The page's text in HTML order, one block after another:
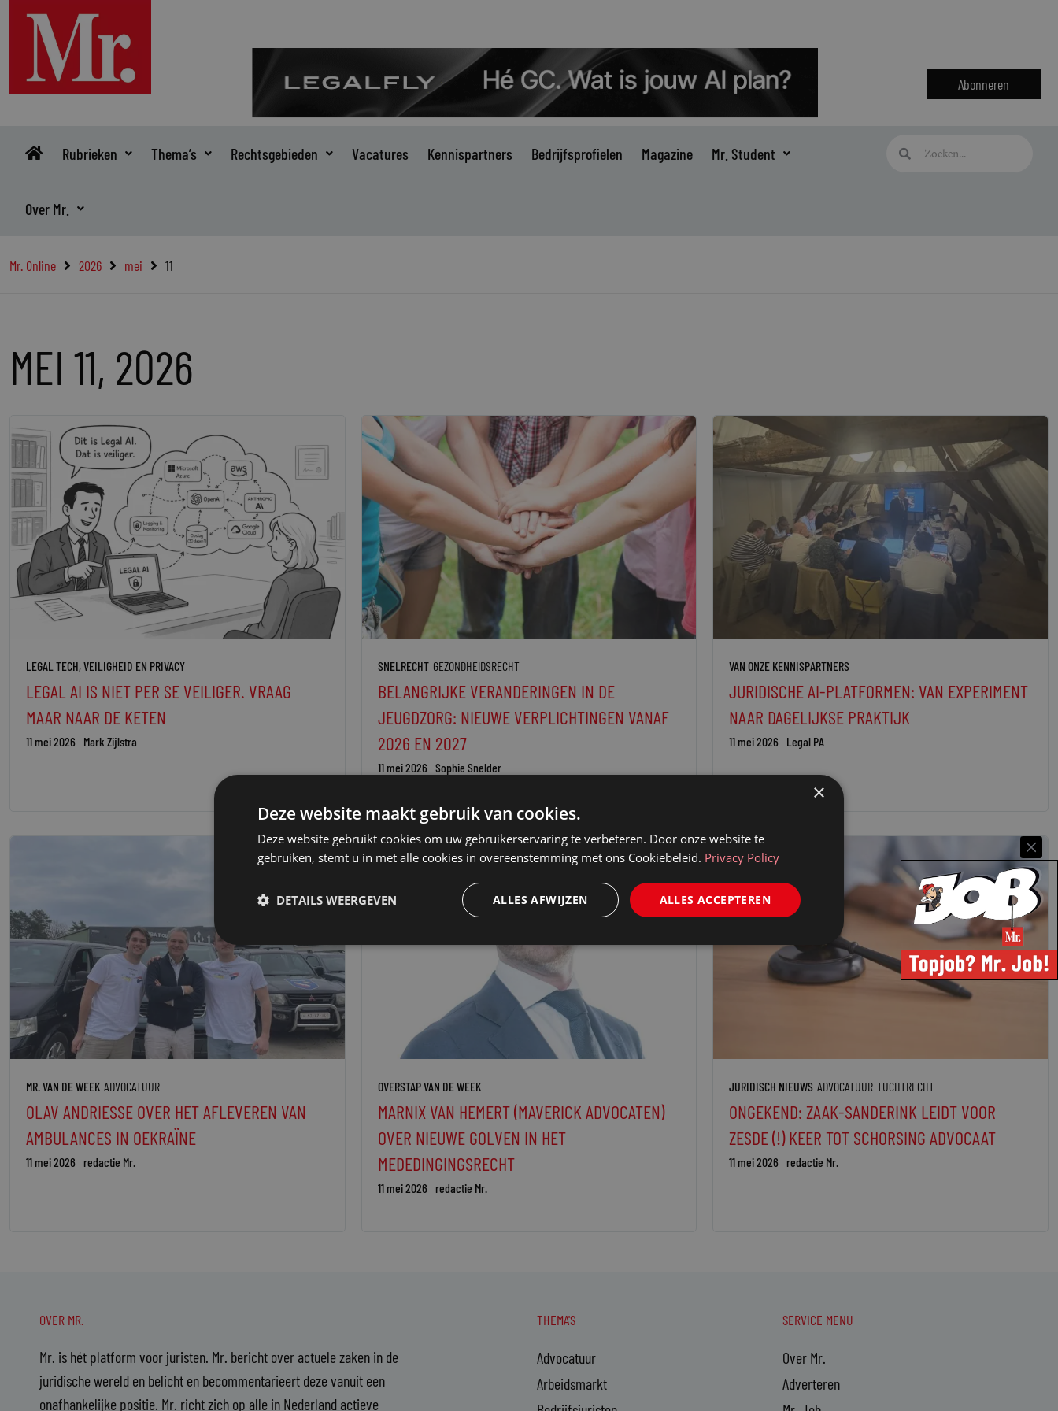
inhoud
Abonneren
Rubrieken Thema’s Rechtsgebieden Vacatures Kennispartners Bedrijfsprofielen Magazine Mr. Student
Over Mr.
Zoeken
Mr. Online 2026 mei 11
MEI 11, 2026
LEGAL TECH,VEILIGHEID EN PRIVACY
LEGAL AI IS NIET PER SE VEILIGER. VRAAG
MAAR NAAR DE KETEN
11 mei 2026 Mark Zijlstra
SNELRECHT GEZONDHEIDSRECHT
BELANGRIJKE VERANDERINGEN IN DE
JEUGDZORG: NIEUWE VERPLICHTINGEN VANAF
2026 EN 2027
11 mei 2026 Sophie Snelder
VAN ONZE KENNISPARTNERS
JURIDISCHE AI-PLATFORMEN: VAN EXPERIMENT
NAAR DAGELIJKSE PRAKTIJK
11 mei 2026 Legal PA
MR. VAN DE WEEK ADVOCATUUR
OLAV ANDRIESSE OVER HET AFLEVEREN VAN
AMBULANCES IN OEKRAÏNE
11 mei 2026 redactie Mr.
OVERSTAP VAN DE WEEK
MARNIX VAN HEMERT (MAVERICK ADVOCATEN)
OVER NIEUWE GOLVEN IN HET
MEDEDINGINGSRECHT
11 mei 2026 redactie Mr.
JURIDISCH NIEUWS ADVOCATUUR TUCHTRECHT
ONGEKEND: ZAAK-SANDERINK LEIDT VOOR
ZESDE (!) KEER TOT SCHORSING ADVOCAAT
11 mei 2026 redactie Mr.
OVER MR.
Mr. is hét platform voor juristen. Mr. bericht over actuele zaken in de
juridische wereld en belicht en becommentarieert deze vanuit een
onafhankelijke positie. Mr. richt zich op alle in Nederland actieve
THEMA'S
Advocatuur
Arbeidsmarkt
SERVICE MENU
Over Mr.
Adverteren
×
Deze website maakt gebruik van cookies.
Deze website gebruikt cookies om uw gebruikerservaring te verbeteren. Door onze website te
gebruiken, stemt u in met alle cookies in overeenstemming met ons Cookiebeleid. Privacy Policy
ALLES ACCEPTEREN
ALLES AFWIJZEN
DETAILS WEERGEVEN